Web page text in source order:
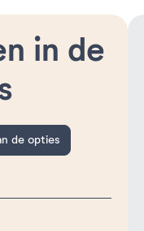
in de
de opties